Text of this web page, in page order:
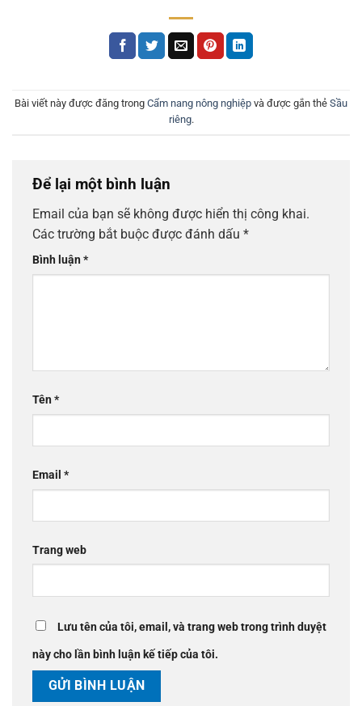
Bài viết này được đăng trong Cẩm nang nông nghiệp và được gắn thẻ Sầu
riêng.
Để lại một bình luận
Email của bạn sẽ không được hiển thị công khai.
Các trường bắt buộc được đánh dấu *
Bình luận*
Tên*
Email *
Trang web
Lưu tên của tôi, email, và trang web trong trình duyệt
này cho lần bình luận kế tiếp của tôi.